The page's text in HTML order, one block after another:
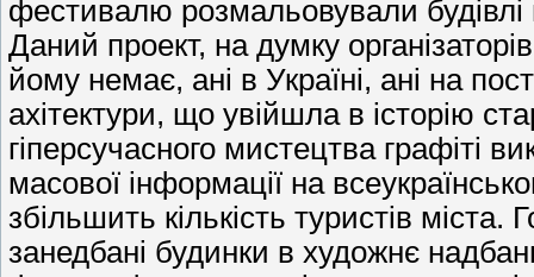
фестивалю розмальовували будівлі
Даний проект, на думку
йому немає, ані в Україні, ані на
ахітектури, що увійшла в історію
гіперсучасного мистецтва графіті
масової інформації на
збільшить кількість туристів
занедбані будинки в художнє